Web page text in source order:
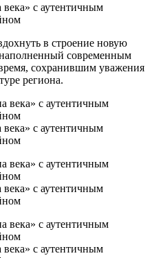
с аутентичным
в строение новую
современным
сохранившим уважения
региона.
с аутентичным
с аутентичным
с аутентичным